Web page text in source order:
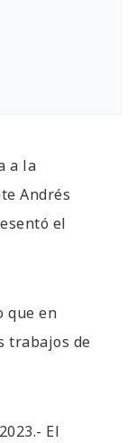
a la
Andrés
el
que en
trabajos de
El